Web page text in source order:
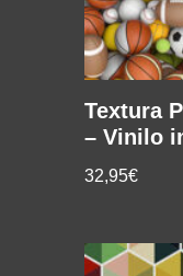
Textura
– Vinilo
32,95€